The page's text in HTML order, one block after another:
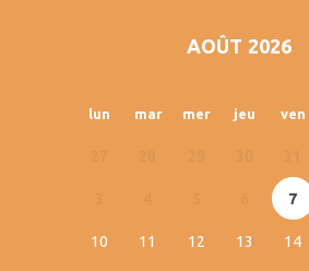
AOÛT
lun mar mer jeu ven
7
10 11 12 13 14